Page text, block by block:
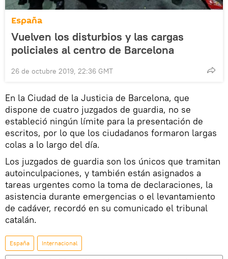
España
Vuelven los disturbios y las cargas
policiales al centro de Barcelona
26 de octubre 2019, 22:36 GMT
En la Ciudad de la Justicia de Barcelona, que
dispone de cuatro juzgados de guardia, no se
estableció ningún límite para la presentación de
escritos, por lo que los ciudadanos formaron largas
colas a lo largo del día.
Los juzgados de guardia son los únicos que tramitan
autoinculpaciones, y también están asignados a
tareas urgentes como la toma de declaraciones, la
asistencia durante emergencias o el levantamiento
de cadáver, recordó en su comunicado el tribunal
catalán.
España Internacional